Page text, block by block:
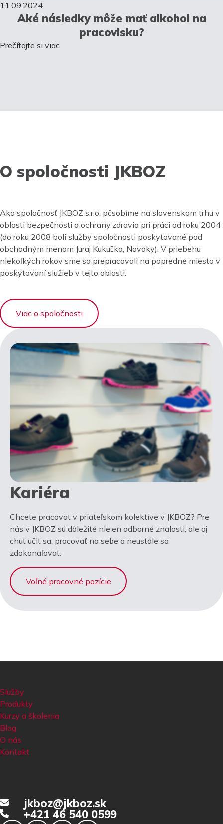
11.09.2024
Aké následky môže mať alkohol na
pracovisku?
Prečítajte si viac
O spoločnosti JKBOZ
Ako spoločnosť JKBOZ s.r.o. pôsobíme na slovenskom trhu v
oblasti bezpečnosti a ochrany zdravia pri práci od roku 2004
(do roku 2008 boli služby spoločnosti poskytované pod
obchodným menom Juraj Kukučka, Nováky). V priebehu
niekoľkých rokov sme sa prepracovali na popredné miesto v
poskytovaní služieb v tejto oblasti.
Viac o spoločnosti
Kariéra
Chcete pracovať v priateľskom kolektíve v JKBOZ? Pre
nás v JKBOZ sú dôležité nielen odborné znalosti, ale aj
chuť učiť sa, pracovať na sebe a neustále sa
zdokonaľovať.
Voľné pracovné pozície
Služby
Produkty
Kurzy a školenia
Blog
O nás
Kontakt
jkboz@jkboz.sk
+421 46 540 0599